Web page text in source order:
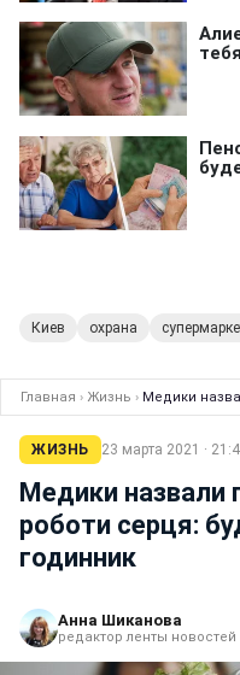
Киев охрана
Главная › Жизнь › Медики
ЖИЗНЬ 23 марта 2021 ·
Медики назвали
роботи серця:
годинник
Анна Шиканова
редактор ленты новостей